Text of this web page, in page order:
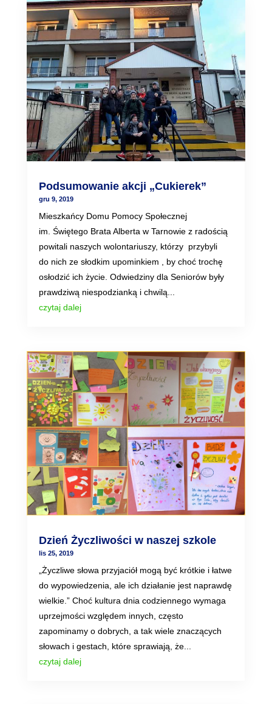
Podsumowanie akcji „Cukierek”
gru 9, 2019
Mieszkańcy Domu Pomocy Społecznej
im. Świętego Brata Alberta w Tarnowie z radością
powitali naszych wolontariuszy, którzy przybyli
do nich ze słodkim upominkiem , by choć trochę
osłodzić ich życie. Odwiedziny dla Seniorów były
prawdziwą niespodzianką i chwilą...
czytaj dalej
Dzień Życzliwości w naszej szkole
lis 25, 2019
„Życzliwe słowa przyjaciół mogą być krótkie i łatwe
do wypowiedzenia, ale ich działanie jest naprawdę
wielkie.” Choć kultura dnia codziennego wymaga
uprzejmości względem innych, często
zapominamy o dobrych, a tak wiele znaczących
słowach i gestach, które sprawiają, że...
czytaj dalej